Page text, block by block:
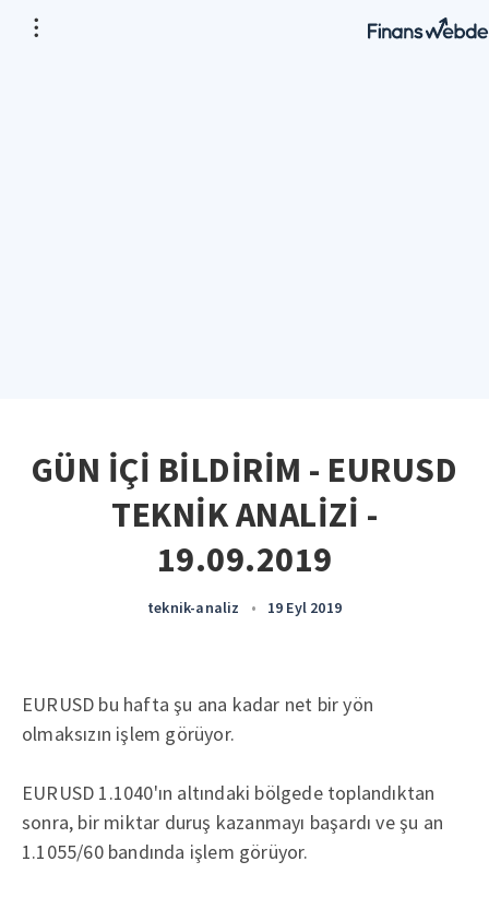
GÜN İÇİ BİLDİRİM - EURUSD
TEKNİK ANALİZİ -
19.09.2019
teknik-analiz • 19 Eyl 2019
EURUSD bu hafta şu ana kadar net bir yön
olmaksızın işlem görüyor.
EURUSD 1.1040'ın altındaki bölgede toplandıktan
sonra, bir miktar duruş kazanmayı başardı ve şu an
1.1055/60 bandında işlem görüyor.